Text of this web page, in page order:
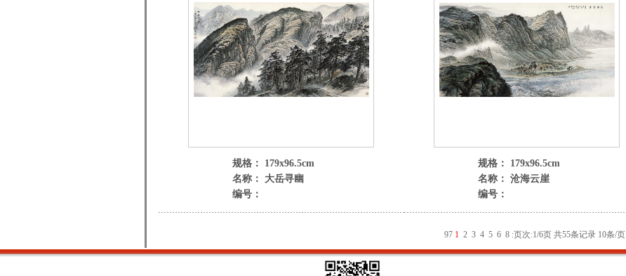
规格： 179x96.5cm
名称： 大岳寻幽
编号：
规格： 179x96.5cm
名称： 沧海云崖
编号：
97 1 2 3 4 5 6 8 :页次:1/6页 共55条记录 10条/页